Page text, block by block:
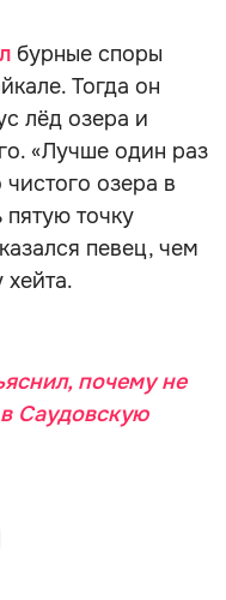
бурные споры
Тогда он
лёд озера и
«Лучше один раз
озера в
точку
певец, чем
почему не
Саудовскую